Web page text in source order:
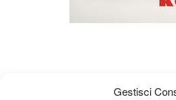
Gestisci